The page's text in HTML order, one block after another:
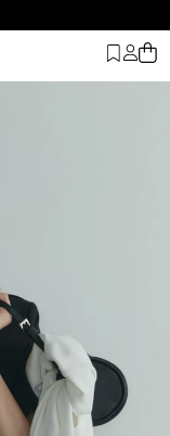
Siyah Nolan Vatkalı Tişört